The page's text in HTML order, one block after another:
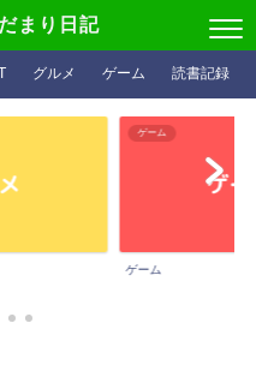
まり日記
グルメ ゲーム 読書記録
ゲーム
ゲーム